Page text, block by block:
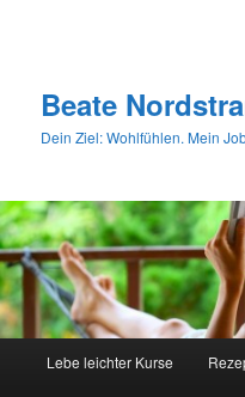
Beate
Dein Ziel: Wohlfühlen. Mein
Lebe leichter Kurse